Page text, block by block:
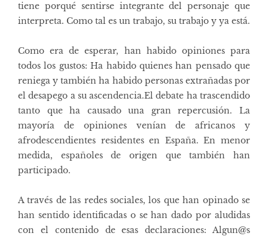
tiene porqué sentirse integrante del personaje que
interpreta. Como tal es un trabajo, su trabajo y ya está.
Como era de esperar, han habido opiniones para
todos los gustos: Ha habido quienes han pensado que
reniega y también ha habido personas extrañadas por
el desapego a su ascendencia.El debate ha trascendido
tanto que ha causado una gran repercusión. La
mayoría de opiniones venían de africanos y
afrodescendientes residentes en España. En menor
medida, españoles de origen que también han
participado.
A través de las redes sociales, los que han opinado se
han sentido identificadas o se han dado por aludidas
con el contenido de esas declaraciones: Algun@s